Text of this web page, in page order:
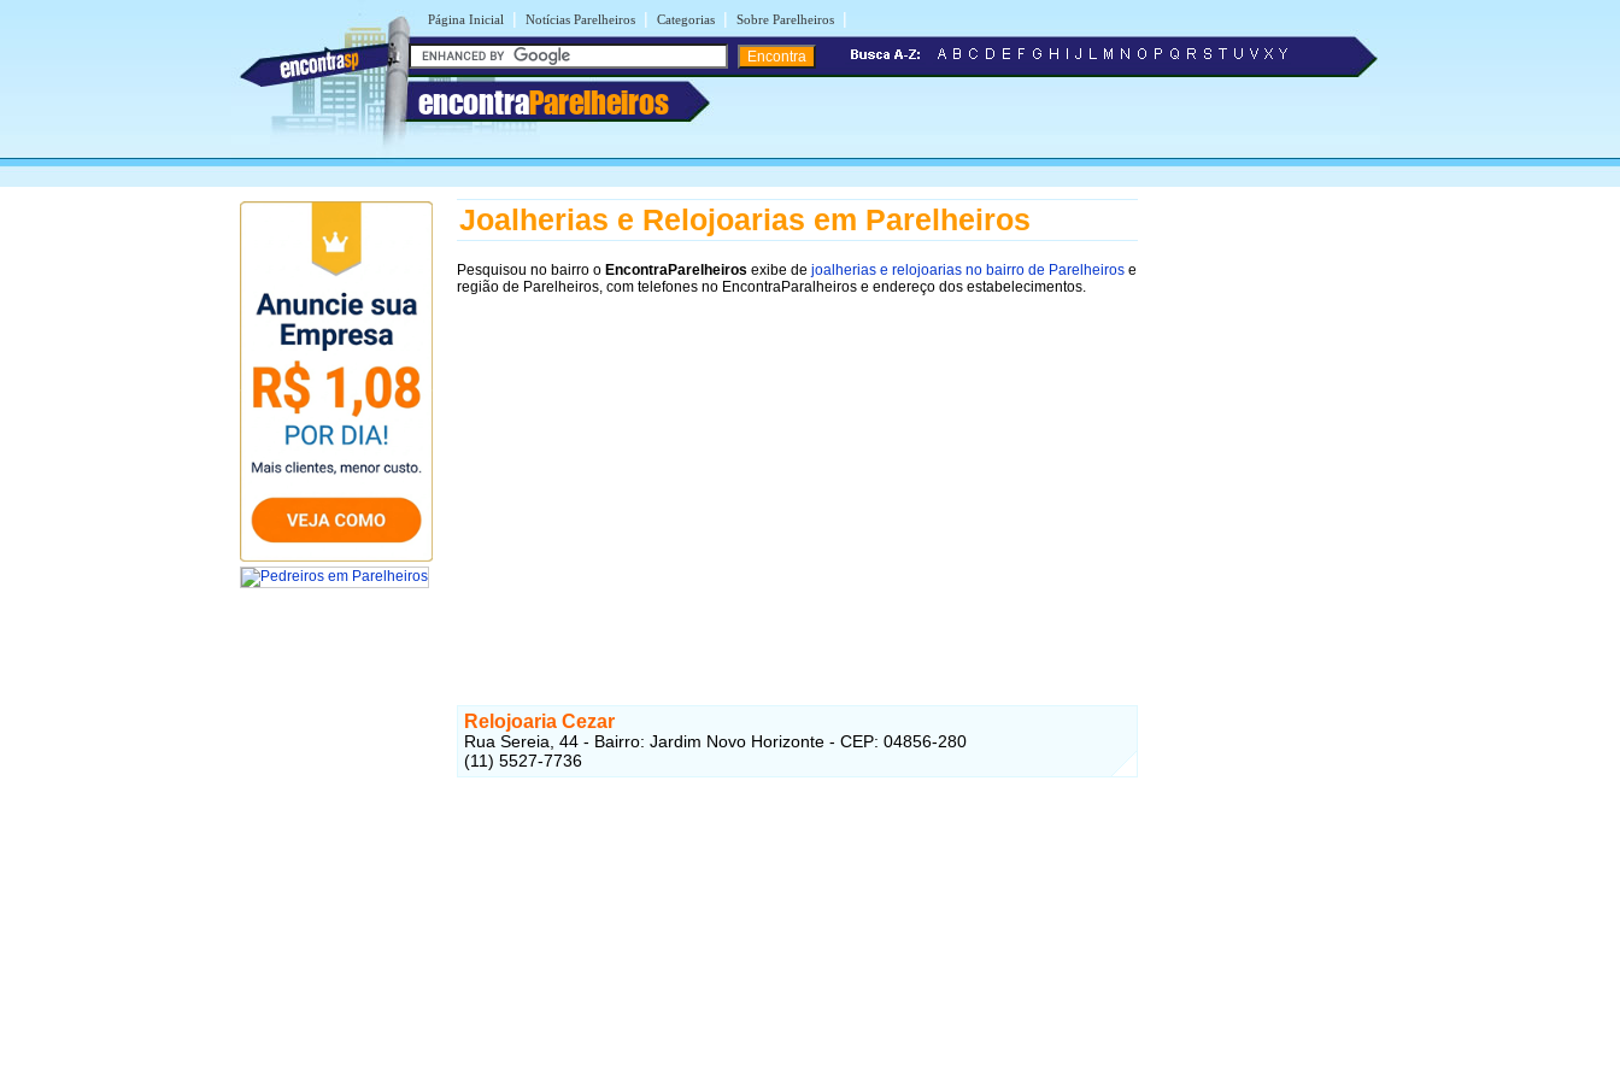
Página Inicial | Notícias Parelheiros | Categorias | Sobre Parelheiros |
encontraParelheiros
Joalherias e Relojoarias em Parelheiros
Pesquisou no bairro o EncontraParelheiros exibe de joalherias e relojoarias no bairro de Parelheiros e
região de Parelheiros, com telefones no EncontraParalheiros e endereço dos estabelecimentos.
Relojoaria Cezar
Rua Sereia, 44 - Bairro: Jardim Novo Horizonte - CEP: 04856-280
(11) 5527-7736